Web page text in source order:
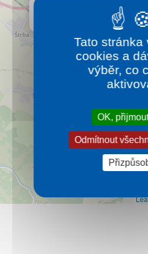
Tato stránka
cookies a
výběr, co
OK,
Odmítnout